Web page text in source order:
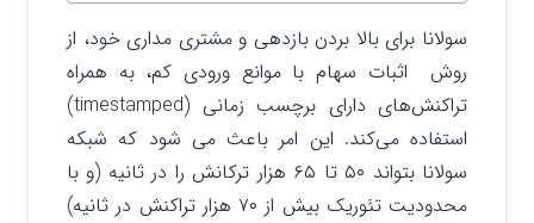
سولانا برای بالا بردن بازدهی و مشتری مداری خود، از
روش اثبات سهام با موانع ورودی کم، به همراه
تراکنش‌های دارای برچسب زمانی (timestamped)
استفاده می‌کند. این امر باعث می شود که شبکه
سولانا بتواند ۵۰ تا ۶۵ هزار ترکانش را در ثانیه (و با
محدودیت تئوریک بیش از ۷۰ هزار تراکنش در ثانیه)